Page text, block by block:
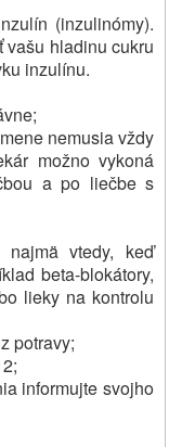
(inzulinómy).
vašu hladinu cukru
inzulínu.
nemusia vždy
možno vykoná
a po liečbe s
vtedy, keď
beta-blokátory,
lieky na kontrolu
potravy;
informujte svojho